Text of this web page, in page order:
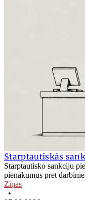
Starptautiskās
Starptautisko sankciju
pienākumus pret
Ziņas
•